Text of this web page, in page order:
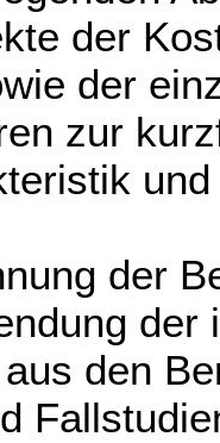
der
und
der
der
den